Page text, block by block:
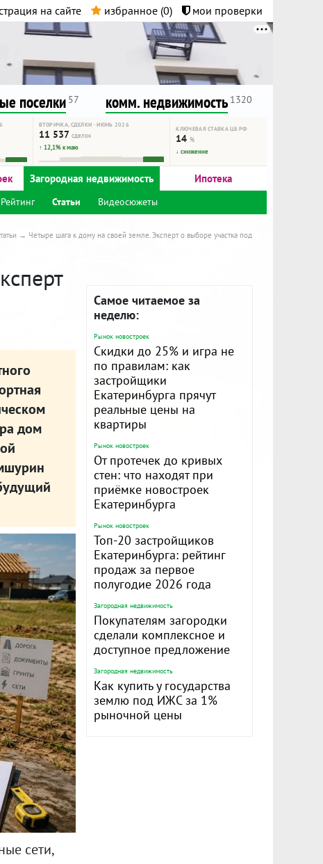
на сайте избранное (0) мои проверки
поселки 57 комм. недвижимость 1320
ВТОРИЧКА, СДЕЛКИ · ИЮНЬ 2026
11 537 сделок
↑ 12,1% к маю
КЛЮЧЕВАЯ СТАВКА ЦБ РФ
14%
↓ снижение
Загородная недвижимость Ипотека
Рейтинг Статьи Видеосюжеты
Четыре шага к дому на своей земле. Эксперт о выборе участка под
дом
сети,
Самое читаемое за
неделю:
Рынок новостроек
Скидки до 25% и игра не
по правилам: как
застройщики
Екатеринбурга прячут
реальные цены на
квартиры
Рынок новостроек
От протечек до кривых
стен: что находят при
приёмке новостроек
Екатеринбурга
Рынок новостроек
Топ-20 застройщиков
Екатеринбурга: рейтинг
продаж за первое
полугодие 2026 года
Загородная недвижимость
Покупателям загородки
сделали комплексное и
доступное предложение
Загородная недвижимость
Как купить у государства
землю под ИЖС за 1%
рыночной цены